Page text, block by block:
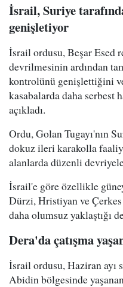
İsrail, Suriye
genişletiyor
İsrail ordusu, Beşar Esed
devrilmesinin ardından
kontrolünü genişlettiğini
kasabalarda daha serbest
açıkladı.
Ordu, Golan Tugayı'nın
dokuz ileri karakolla
alanlarda düzenli
İsrail'e göre özellikle
Dürzi, Hristiyan ve
daha olumsuz yaklaştığı
Dera'da çatışma
İsrail ordusu, Haziran ayı
Abidin bölgesinde